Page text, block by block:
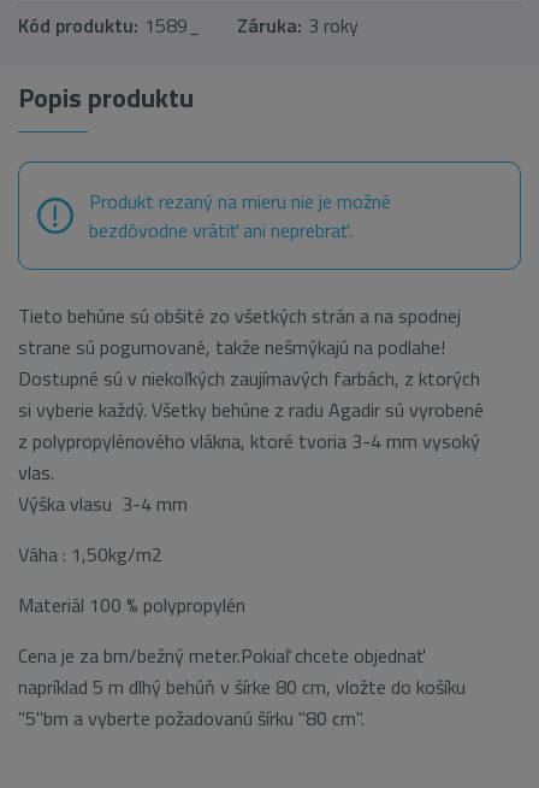
Kód produktu: 1589_ Záruka: 3 roky
Popis produktu
Produkt rezaný na mieru nie je možné
bezdôvodne vrátiť ani neprebrať.
Tieto behúne sú obšité zo všetkých strán a na spodnej
strane sú pogumované, takže nešmýkajú na podlahe!
Dostupné sú v niekoľkých zaujímavých farbách, z ktorých
si vyberie každý. Všetky behúne z radu Agadir sú vyrobené
z polypropylénového vlákna, ktoré tvoria 3-4 mm vysoký
vlas.
Výška vlasu 3-4 mm
Váha : 1,50kg/m2
Materiál 100 % polypropylén
Cena je za bm/bežný meter.Pokiaľ chcete objednať
napríklad 5 m dlhý behúň v šírke 80 cm, vložte do košíku
"5"bm a vyberte požadovanú šírku "80 cm".